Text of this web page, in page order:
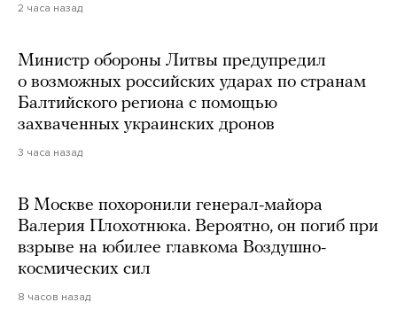
2 часа назад
Министр обороны Литвы предупредил
о возможных российских ударах по странам
Балтийского региона с помощью
захваченных украинских дронов
3 часа назад
В Москве похоронили генерал-майора
Валерия Плохотнюка. Вероятно, он погиб при
взрыве на юбилее главкома Воздушно-
космических сил
8 часов назад